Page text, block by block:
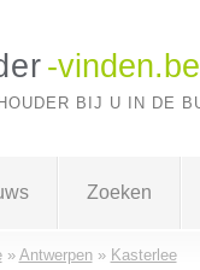
-vinden.be
BIJ U IN DE
Zoeken
» Antwerpen» Kasterlee